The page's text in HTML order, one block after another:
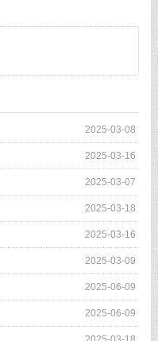
2025-03-08
2025-03-16
2025-03-07
2025-03-18
2025-03-16
2025-03-09
2025-06-09
2025-06-09